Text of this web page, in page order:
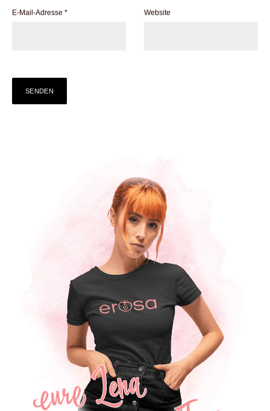
E-Mail-Adresse * Website